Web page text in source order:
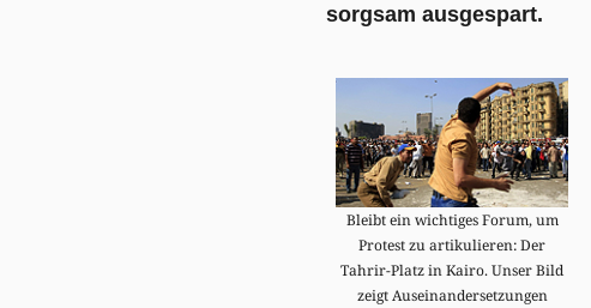
sorgsam ausgespart.
Bleibt ein wichtiges Forum, um
Protest zu artikulieren: Der
Tahrir-Platz in Kairo. Unser Bild
zeigt Auseinandersetzungen